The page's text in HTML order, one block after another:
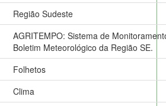
Região Sudeste
AGRITEMPO: Sistema de
Boletim Meteorológico da Região SE.
Folhetos
Clima